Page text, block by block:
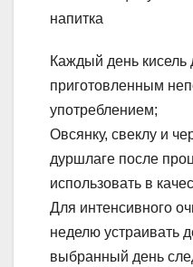
напитка
Каждый день
приготовленным
употреблением;
Овсянку, свеклу и
дуршлаге после
использовать в
Для интенсивного
неделю устраивать
выбранный день